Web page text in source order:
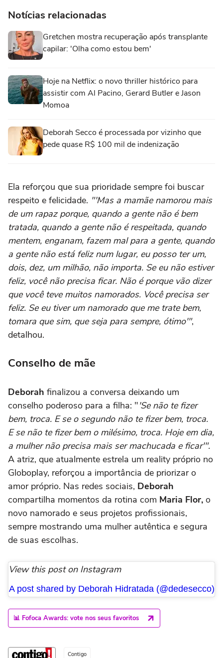
Notícias relacionadas
Gretchen mostra recuperação após transplante
capilar: 'Olha como estou bem'
Hoje na Netflix: o novo thriller histórico para
assistir com Al Pacino, Gerard Butler e Jason
Momoa
Deborah Secco é processada por vizinho que
pede quase R$ 100 mil de indenização
Ela reforçou que sua prioridade sempre foi buscar
respeito e felicidade. "'Mas a mamãe namorou mais
de um rapaz porque, quando a gente não é bem
tratada, quando a gente não é respeitada, quando
mentem, enganam, fazem mal para a gente, quando
a gente não está feliz num lugar, eu posso ter um,
dois, dez, um milhão, não importa. Se eu não estiver
feliz, você não precisa ficar. Não é porque vão dizer
que você teve muitos namorados. Você precisa ser
feliz. Se eu tiver um namorado que me trate bem,
tomara que sim, que seja para sempre, ótimo'",
detalhou.
Conselho de mãe
Deborah finalizou a conversa deixando um
conselho poderoso para a filha: "'Se não te fizer
bem, troca. E se o segundo não te fizer bem, troca.
E se não te fizer bem o milésimo, troca. Hoje em dia,
a mulher não precisa mais ser machucada e ficar'".
A atriz, que atualmente estrela um reality próprio no
Globoplay, reforçou a importância de priorizar o
amor próprio. Nas redes sociais, Deborah
compartilha momentos da rotina com Maria Flor, o
novo namorado e seus projetos profissionais,
sempre mostrando uma mulher autêntica e segura
de suas escolhas.
View this post on Instagram
A post shared by Deborah Hidratada (@dedesecco)
📊 Fofoca Awards: vote nos seus favoritos
Contigo